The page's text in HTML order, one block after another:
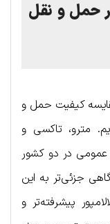
حمل و نقل
کیفیت حمل و
مترو، تاکسی و
در دو کشور
جزئی‌تر به این
پیشرفته‌تر و